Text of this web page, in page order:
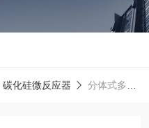
碳化硅微反应器 分体式多模块微反应器